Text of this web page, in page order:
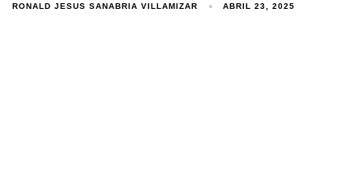
RONALD JESUS SANABRIA VILLAMIZAR ABRIL 23, 2025